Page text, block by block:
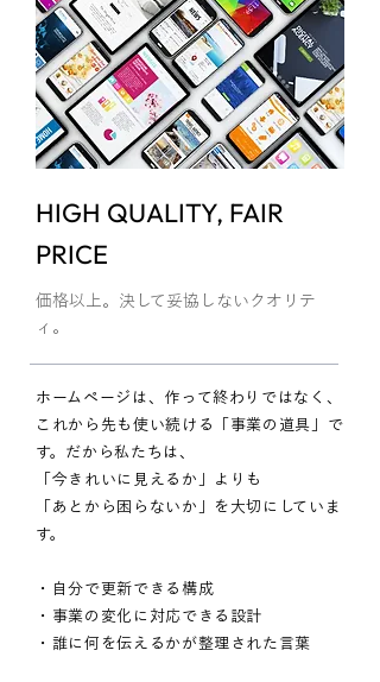
HIGH QUALITY, FAIR
PRICE
価格以上。決して妥協しないクオリテ
ィ。
ホームページは、作って終わりではなく、
これから先も使い続ける「事業の道具」で
す。だから私たちは、
「今きれいに見えるか」よりも
「あとから困らないか」を大切にしていま
す。
・自分で更新できる構成
・事業の変化に対応できる設計
・誰に何を伝えるかが整理された言葉